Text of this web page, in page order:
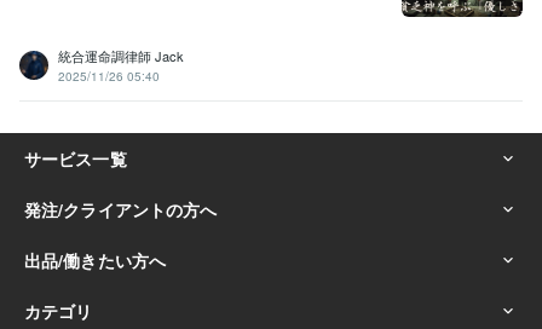
統合運命調律師 Jack
2025/11/26 05:40